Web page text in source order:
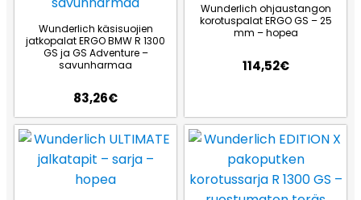
Wunderlich käsisuojien
jatkopalat ERGO BMW R 1300
GS ja GS Adventure –
savunharmaa
83,26€
Wunderlich ohjaustangon
korotuspalat ERGO GS – 25
mm – hopea
114,52€